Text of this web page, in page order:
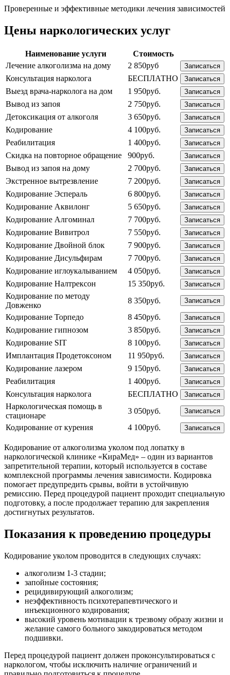
Проверенные и эффективные методики лечения зависимостей
Цены наркологических услуг
Наименование услуги
Стоимость
Лечение алкоголизма на дому
2 850руб Записаться
Консультация нарколога БЕСПЛАТНО Записаться
Выезд врача-нарколога на дом 1 950руб. Записаться
Вывод из запоя 2 750руб. Записаться
Детоксикация от алкоголя 3 650руб. Записаться
Кодирование 4 100руб. Записаться
Реабилитация 1 400руб. Записаться
Скидка на повторное обращение 900руб. Записаться
Вывод из запоя на дому 2 700руб. Записаться
Экстренное вытрезвление 7 200руб. Записаться
Кодирование Эспераль 6 800руб. Записаться
Кодирование Аквилонг 5 650руб. Записаться
Кодирование Алгоминал 7 700руб. Записаться
Кодирование Вивитрол 7 550руб. Записаться
Кодирование Двойной блок 7 900руб. Записаться
Кодирование Дисульфирам 7 700руб. Записаться
Кодирование иглоукалыванием 4 050руб. Записаться
Кодирование Налтрексон 15 350руб. Записаться
Кодирование по методу
Довженко
8 350руб. Записаться
Кодирование Торпедо 8 450руб. Записаться
Кодирование гипнозом 3 850руб. Записаться
Кодирование SIT 8 100руб. Записаться
Имплантация Продетоксоном 11 950руб. Записаться
Кодирование лазером 9 150руб. Записаться
Реабилитация 1 400руб. Записаться
Консультация нарколога БЕСПЛАТНО Записаться
Наркологическая помощь в
стационаре
3 050руб. Записаться
Кодирование от курения 4 100руб. Записаться
Кодирование от алкоголизма уколом под лопатку в
наркологической клинике «КираМед» – один из вариантов
запретительной терапии, который используется в составе
комплексной программы лечения зависимости. Кодировка
помогает предупредить срывы, войти в устойчивую
ремиссию. Перед процедурой пациент проходит специальную
подготовку, а после продолжает терапию для закрепления
достигнутых результатов.
Показания к проведению процедуры
Кодирование уколом проводится в следующих случаях:
алкоголизм 1-3 стадии;
запойные состояния;
рецидивирующий алкоголизм;
неэффективность психотерапевтического и
инъекционного кодирования;
высокий уровень мотивации к трезвому образу жизни и
желание самого больного закодироваться методом
подшивки.
Перед процедурой пациент должен проконсультироваться с
наркологом, чтобы исключить наличие ограничений и